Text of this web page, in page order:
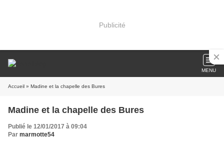
Publicité
MENU
Accueil » Madine et la chapelle des Bures
Madine et la chapelle des Bures
Publié le 12/01/2017 à 09:04
Par marmotte54